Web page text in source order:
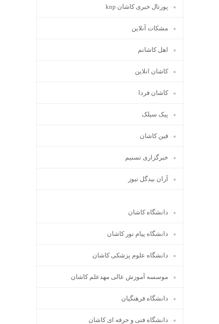
پورتال خبری كاشان knp
مشکات آنلاین
اهل کاشانم
کاشان انلاین
کاشان فردا
پیک سیلک
فین کاشان
خبرگزاری تسنیم
آران بیدگل نیوز
دانشگاه کاشان
دانشگاه پیام نور کاشان
دانشگاه علوم پزشکی کاشان
موسسه آموزش عالی مهدعلم کاشان
دانشگاه فرهنگیان
دانشگاه فنی و حرفه ای کاشان